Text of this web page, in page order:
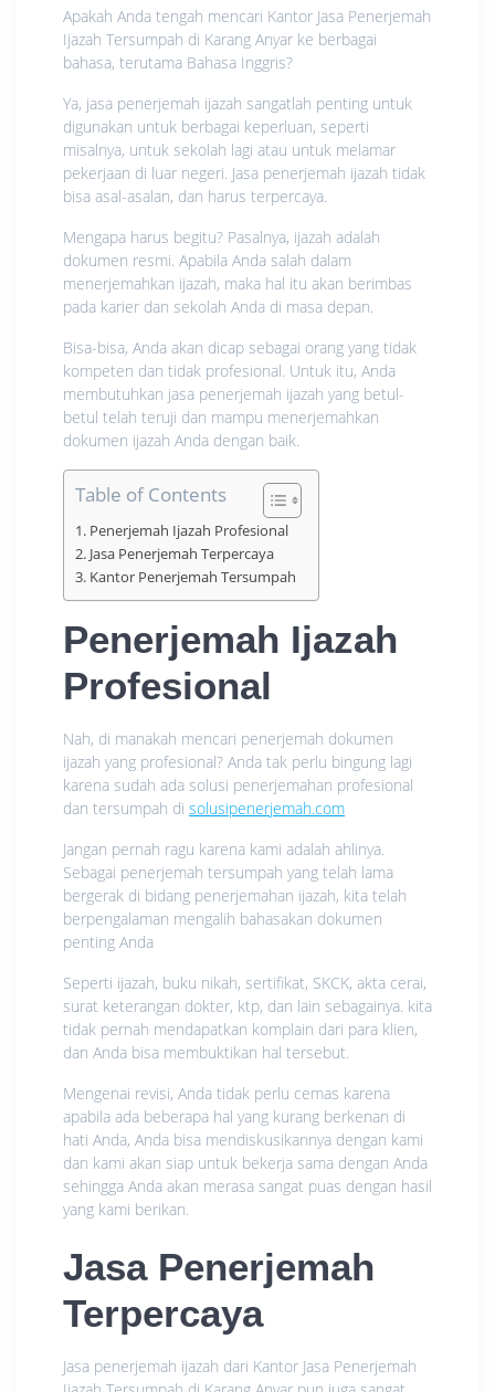
Apakah Anda tengah mencari Kantor Jasa Penerjemah
Ijazah Tersumpah di Karang Anyar ke berbagai
bahasa, terutama Bahasa Inggris?
Ya, jasa penerjemah ijazah sangatlah penting untuk
digunakan untuk berbagai keperluan, seperti
misalnya, untuk sekolah lagi atau untuk melamar
pekerjaan di luar negeri. Jasa penerjemah ijazah tidak
bisa asal-asalan, dan harus terpercaya.
Mengapa harus begitu? Pasalnya, ijazah adalah
dokumen resmi. Apabila Anda salah dalam
menerjemahkan ijazah, maka hal itu akan berimbas
pada karier dan sekolah Anda di masa depan.
Bisa-bisa, Anda akan dicap sebagai orang yang tidak
kompeten dan tidak profesional. Untuk itu, Anda
membutuhkan jasa penerjemah ijazah yang betul-
betul telah teruji dan mampu menerjemahkan
dokumen ijazah Anda dengan baik.
Table of Contents
Penerjemah Ijazah Profesional
Jasa Penerjemah Terpercaya
Kantor Penerjemah Tersumpah
Penerjemah Ijazah
Profesional
Nah, di manakah mencari penerjemah dokumen
ijazah yang profesional? Anda tak perlu bingung lagi
karena sudah ada solusi penerjemahan profesional
dan tersumpah di solusipenerjemah.com
Jangan pernah ragu karena kami adalah ahlinya.
Sebagai penerjemah tersumpah yang telah lama
bergerak di bidang penerjemahan ijazah, kita telah
berpengalaman mengalih bahasakan dokumen
penting Anda
Seperti ijazah, buku nikah, sertifikat, SKCK, akta cerai,
surat keterangan dokter, ktp, dan lain sebagainya. kita
tidak pernah mendapatkan komplain dari para klien,
dan Anda bisa membuktikan hal tersebut.
Mengenai revisi, Anda tidak perlu cemas karena
apabila ada beberapa hal yang kurang berkenan di
hati Anda, Anda bisa mendiskusikannya dengan kami
dan kami akan siap untuk bekerja sama dengan Anda
sehingga Anda akan merasa sangat puas dengan hasil
yang kami berikan.
Jasa Penerjemah
Terpercaya
Jasa penerjemah ijazah dari Kantor Jasa Penerjemah